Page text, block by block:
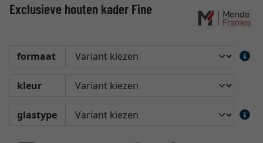
Exclusieve houten kader Fine
formaat
kleur
glastype